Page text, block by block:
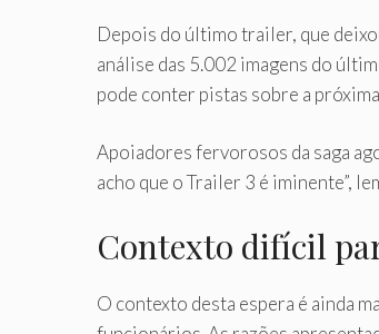
Depois do último trailer, que
análise das 5.002 imagens do
pode conter pistas sobre a
Apoiadores fervorosos da saga
acho que o Trailer 3 é iminente”,
Contexto difícil
O contexto desta espera é ainda